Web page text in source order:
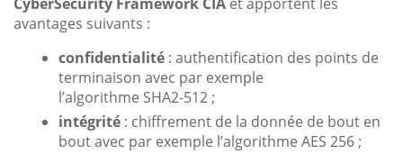
avantages suivants :
confidentialité : authentification des points de
terminaison avec par exemple
l’algorithme SHA2-512 ;
intégrité : chiffrement de la donnée de bout en
bout avec par exemple l’algorithme AES 256 ;